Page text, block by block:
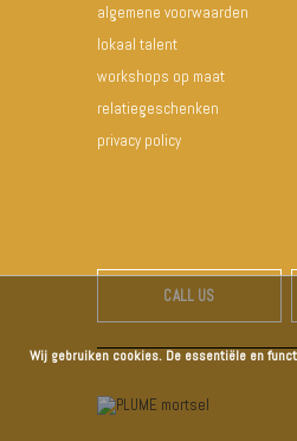
algemene voorwaarden
lokaal talent
workshops op maat
relatiegeschenken
privacy policy
CALL US
Wij gebruiken cookies. De essentiële en